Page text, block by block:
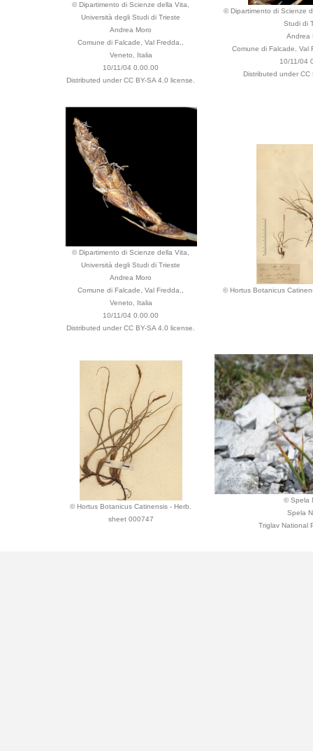
© Dipartimento di Scienze della Vita,
Università degli Studi di Trieste
Andrea Moro
Comune di Falcade, Val Fredda.,
Veneto, Italia
10/11/04 0.00.00
Distributed under CC BY-SA 4.0 license.
© Dipartimento di Scienze
Studi di
Andrea
Comune di Falcade, Val
10/11/04
Distributed under CC
© Dipartimento di Scienze della Vita,
Università degli Studi di Trieste
Andrea Moro
Comune di Falcade, Val Fredda.,
Veneto, Italia
10/11/04 0.00.00
Distributed under CC BY-SA 4.0 license.
© Hortus Botanicus
© Hortus Botanicus Catinensis - Herb.
sheet 000747
© Spela
Spela
Triglav National